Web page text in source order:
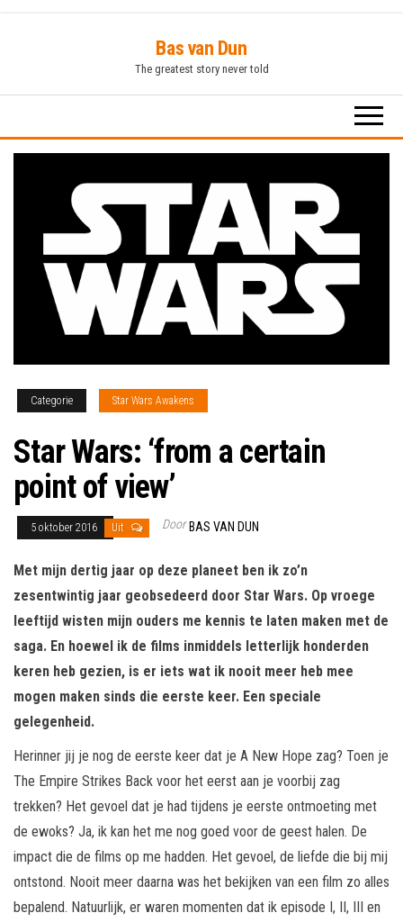
inhoud
Bas van Dun
The greatest story never told
Categorie Star Wars Awakens
Star Wars: ‘from a certain
point of view’
5 oktober 2016 Uit Door BAS VAN DUN
Met mijn dertig jaar op deze planeet ben ik zo’n
zesentwintig jaar geobsedeerd door Star Wars. Op vroege
leeftijd wisten mijn ouders me kennis te laten maken met de
saga. En hoewel ik de films inmiddels letterlijk honderden
keren heb gezien, is er iets wat ik nooit meer heb mee
mogen maken sinds die eerste keer. Een speciale
gelegenheid.
Herinner jij je nog de eerste keer dat je A New Hope zag? Toen je
The Empire Strikes Back voor het eerst aan je voorbij zag
trekken? Het gevoel dat je had tijdens je eerste ontmoeting met
de ewoks? Ja, ik kan het me nog goed voor de geest halen. De
impact die de films op me hadden. Het gevoel, de liefde die bij mij
ontstond. Nooit meer daarna was het bekijken van een film zo alles
bepalend. Natuurlijk, er waren momenten dat ik episode I, II, III en